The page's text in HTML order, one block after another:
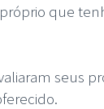
que
seus